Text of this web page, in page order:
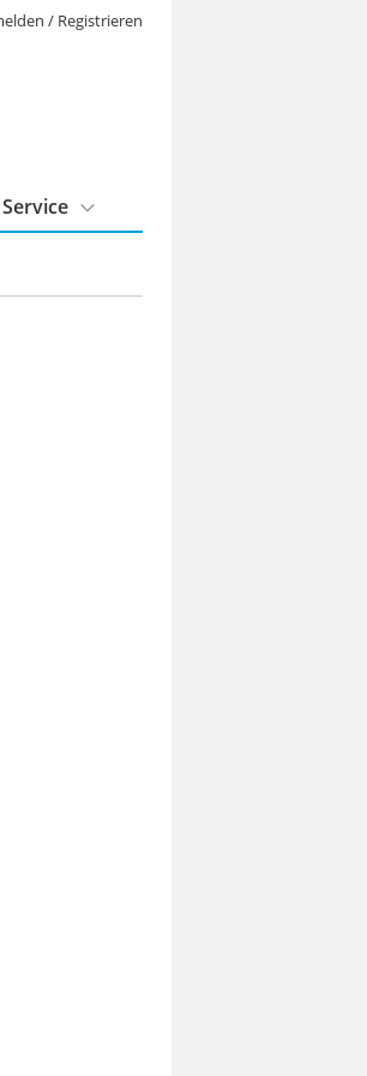
/ Registrieren
Service